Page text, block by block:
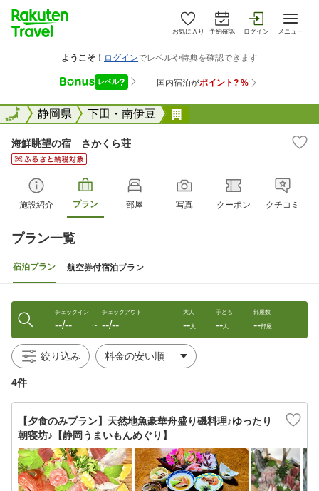
お気に入り 予約確認 ログイン メニュー
全国静岡県 下田・南伊豆
全国
海鮮眺望の宿 さかくら荘
施設紹介 プラン 部屋 写真 クーポン クチコミ
プラン一覧
宿泊プラン 航空券付宿泊プラン
チェックイン
--/-- 〜
チェックアウト
--/--
大人
--人
子ども
--人
部屋数
--部屋
絞り込み
4件
【夕食のみプラン】天然地魚豪華舟盛り磯料理♪ゆったり
朝寝坊♪【静岡うまいもんめぐり】